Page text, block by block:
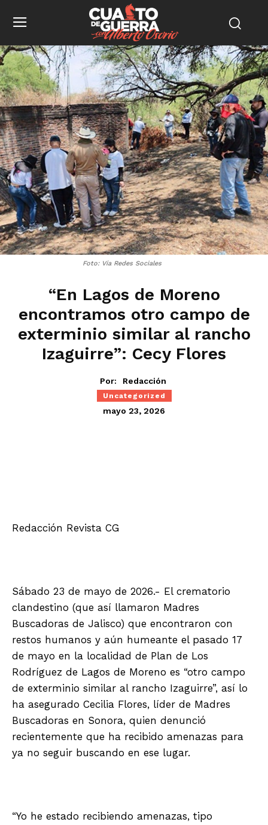
Foto: Vía Redes Sociales
“En Lagos de Moreno
encontramos otro campo de
exterminio similar al rancho
Izaguirre”: Cecy Flores
Por: Redacción
Uncategorized
mayo 23, 2026
Redacción Revista CG
Sábado 23 de mayo de 2026.- El crematorio
clandestino (que así llamaron Madres
Buscadoras de Jalisco) que encontraron con
restos humanos y aún humeante el pasado 17
de mayo en la localidad de Plan de Los
Rodríguez de Lagos de Moreno es “otro campo
de exterminio similar al rancho Izaguirre”, así lo
ha asegurado Cecilia Flores, líder de Madres
Buscadoras en Sonora, quien denunció
recientemente que ha recibido amenazas para
ya no seguir buscando en ese lugar.
“Yo he estado recibiendo amenazas, tipo